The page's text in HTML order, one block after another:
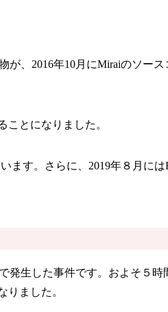
が、2016年10月にMiraiのソ
ことになりました。
ます。さらに、2019年８月
発生した事件です。およそ５
りました。